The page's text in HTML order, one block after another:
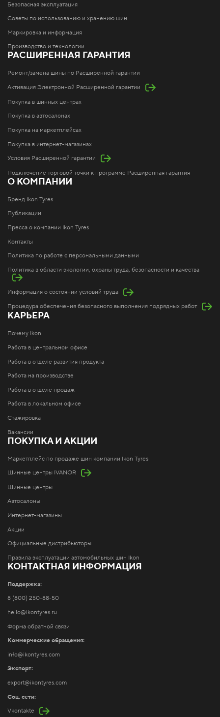
Безопасная эксплуатация
Советы по использованию и хранению шин
Маркировка и информация
Производство и технологии
РАСШИРЕННАЯ ГАРАНТИЯ
Ремонт/замена шины по Расширенной гарантии
Активация Электронной Расширенной гарантии
Покупка в шинных центрах
Покупка в автосалонах
Покупка на маркетплейсах
Покупка в интернет-магазинах
Условия Расширенной гарантии
Подключение торговой точки к программе Расширенная гарантия
О КОМПАНИИ
Бренд Ikon Tyres
Публикации
Пресса о компании Ikon Tyres
Контакты
Политика по работе с персональными данными
Политика в области экологии, охраны труда, безопасности и качества
Информация о состоянии условий труда
Процедура обеспечения безопасного выполнения подрядных работ
КАРЬЕРА
Почему Ikon
Работа в центральном офисе
Работа в отделе развития продукта
Работа на производстве
Работа в отделе продаж
Работа в локальном офисе
Стажировка
Вакансии
ПОКУПКА И АКЦИИ
Маркетплейс по продаже шин компании Ikon Tyres
Шинные центры IVANOR
Шинные центры
Автосалоны
Интернет-магазины
Акции
Официальные дистрибьюторы
Правила эксплуатации автомобильных шин Ikon
КОНТАКТНАЯ ИНФОРМАЦИЯ
Поддержка:
8 (800) 250-88-50
hello@ikontyres.ru
Форма обратной связи
Коммерческие обращения:
info@ikontyres.com
Экспорт:
export@ikontyres.com
Соц. сети:
Vkontakte